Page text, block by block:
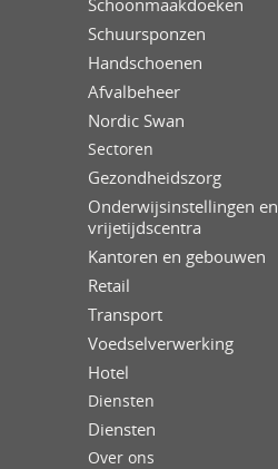
Schuursponzen
Handschoenen
Afvalbeheer
Nordic Swan
Sectoren
Gezondheidszorg
Onderwijsinstellingen en
vrijetijdscentra
Kantoren en gebouwen
Retail
Transport
Voedselverwerking
Hotel
Diensten
Diensten
Over ons